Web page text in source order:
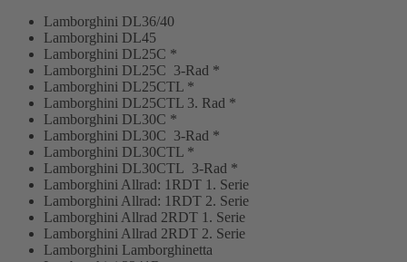
Lamborghini DL36/40
Lamborghini DL45
Lamborghini DL25C *
Lamborghini DL25C 3-Rad *
Lamborghini DL25CTL *
Lamborghini DL25CTL 3. Rad *
Lamborghini DL30C *
Lamborghini DL30C 3-Rad *
Lamborghini DL30CTL *
Lamborghini DL30CTL 3-Rad *
Lamborghini Allrad: 1RDT 1. Serie
Lamborghini Allrad: 1RDT 2. Serie
Lamborghini Allrad 2RDT 1. Serie
Lamborghini Allrad 2RDT 2. Serie
Lamborghini Lamborghinetta